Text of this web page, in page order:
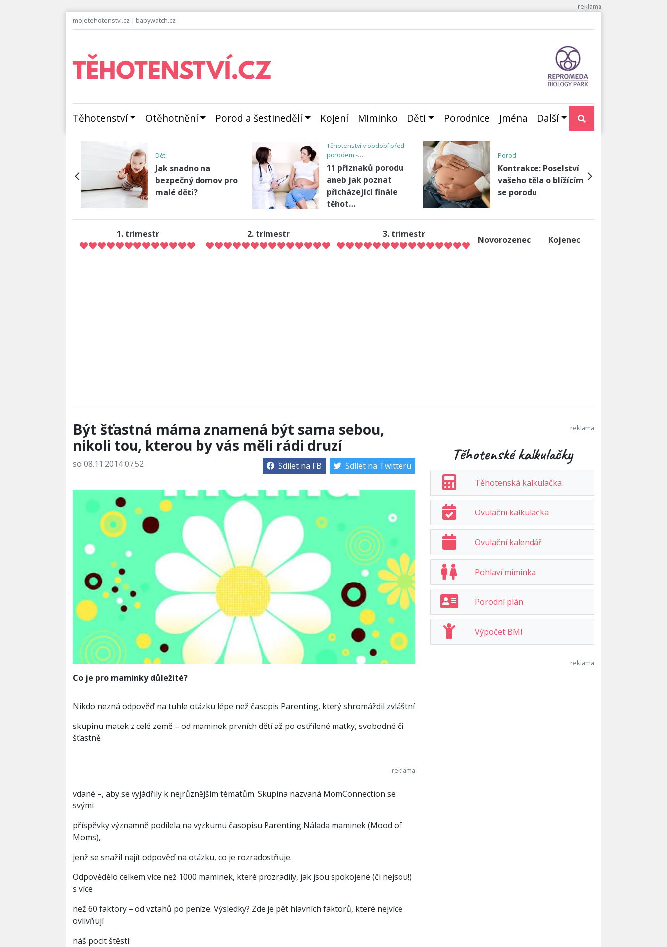
mojetehotenstvi.cz | babywatch.cz
Těhotenství Otěhotnění Porod a šestinedělí Kojení Miminko Děti Porodnice Jména Další
Děti
Jak snadno na
bezpečný domov pro
malé děti?
Těhotenství v období před
porodem -…
11 příznaků porodu
aneb jak poznat
přicházející finále
těhot…
Porod
Kontrakce: Poselství
vašeho těla o blížícím
se porodu
1. trimestr 2. trimestr 3. trimestr
Novorozenec Kojenec
Být šťastná máma znamená být sama sebou,
nikoli tou, kterou by vás měli rádi druzí
so 08.11.2014 07:52 Sdílet na FB Sdílet na Twitteru
Co je pro maminky důležité?
Nikdo nezná odpověď na tuhle otázku lépe než časopis Parenting, který shromáždil zvláštní
skupinu matek z celé země – od maminek prvních dětí až po ostřílené matky, svobodné či
šťastně
vdané –, aby se vyjádřily k nejrůznějším tématům. Skupina nazvaná MomConnection se
svými
příspěvky významně podílela na výzkumu časopisu Parenting Nálada maminek (Mood of
Moms),
jenž se snažil najít odpověď na otázku, co je rozradostňuje.
Odpovědělo celkem více než 1000 maminek, které prozradily, jak jsou spokojené (či nejsou!)
s více
než 60 faktory – od vztahů po peníze. Výsledky? Zde je pět hlavních faktorů, které nejvíce
ovlivňují
náš pocit štěstí:
Těhotenské kalkulačky
Těhotenská kalkulačka
Ovulační kalkulačka
Ovulační kalendář
Pohlaví miminka
Porodní plán
Výpočet BMI